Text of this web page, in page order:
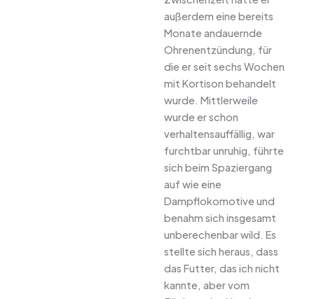
außerdem eine bereits
Monate andauernde
Ohrenentzündung, für
die er seit sechs Wochen
mit Kortison behandelt
wurde. Mittlerweile
wurde er schon
verhaltensauffällig, war
furchtbar unruhig, führte
sich beim Spaziergang
auf wie eine
Dampflokomotive und
benahm sich insgesamt
unberechenbar wild. Es
stellte sich heraus, dass
das Futter, das ich nicht
kannte, aber vom